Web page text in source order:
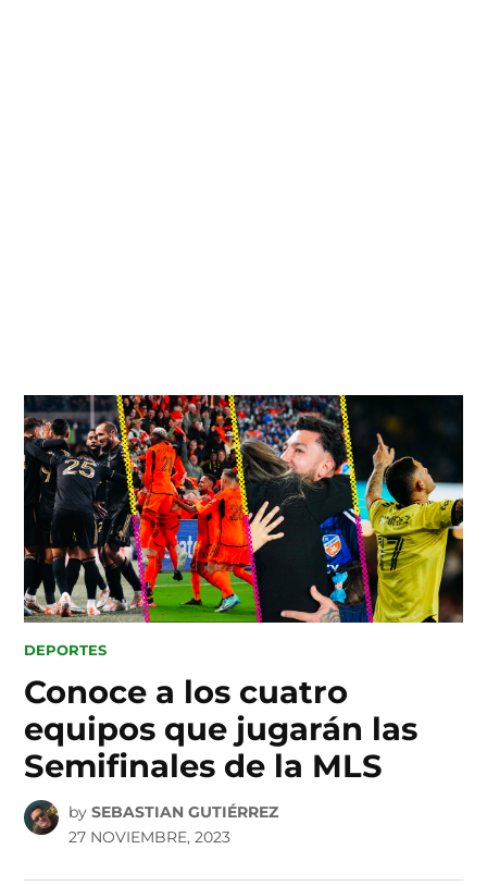
content
POSTED
DEPORTES
Conoce a los cuatro
equipos que jugarán las
Semifinales de la MLS
by SEBASTIAN GUTIÉRREZ
27 NOVIEMBRE, 2023